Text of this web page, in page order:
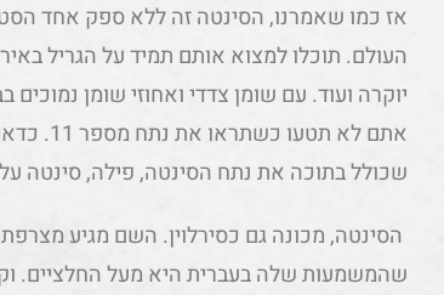
אז כמו שאמרנו, הסינטה זה ללא ספק אחד
העולם. תוכלו למצוא אותם תמיד על הגריל
יוקרה ועוד. עם שומן צדדי ואחוזי שומן
אתם לא
שכולל בתוכה את נתח הסינטה, פילה, סינטה
הסינטה, מכונה גם כסירלוין. השם מגיע
שהמשמעות שלה בעברית היא מעל החלציים.